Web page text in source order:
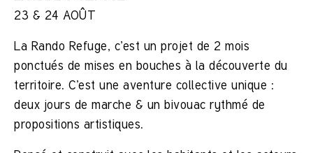
23 & 24 AOÛT
La Rando Refuge, c’est un projet de 2 mois
ponctués de mises en bouches à la découverte du
territoire. C’est une aventure collective unique :
deux jours de marche & un bivouac rythmé de
propositions artistiques.